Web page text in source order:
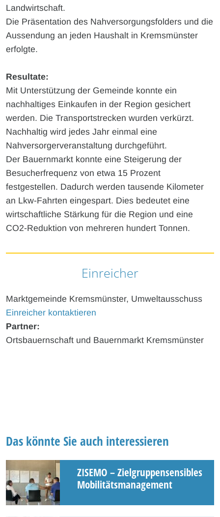
Landwirtschaft.
Die Präsentation des Nahversorgungsfolders und die
Aussendung an jeden Haushalt in Kremsmünster
erfolgte.
Resultate:
Mit Unterstützung der Gemeinde konnte ein
nachhaltiges Einkaufen in der Region gesichert
werden. Die Transportstrecken wurden verkürzt.
Nachhaltig wird jedes Jahr einmal eine
Nahversorgerveranstaltung durchgeführt.
Der Bauernmarkt konnte eine Steigerung der
Besucherfrequenz von etwa 15 Prozent
festgestellen. Dadurch werden tausende Kilometer
an Lkw-Fahrten eingespart. Dies bedeutet eine
wirtschaftliche Stärkung für die Region und eine
CO2-Reduktion von mehreren hundert Tonnen.
Einreicher
Marktgemeinde Kremsmünster, Umweltausschuss
Einreicher kontaktieren
Partner:
Ortsbauernschaft und Bauernmarkt Kremsmünster
Das könnte Sie auch interessieren
ZISEMO – Zielgruppensensibles
Mobilitätsmanagement